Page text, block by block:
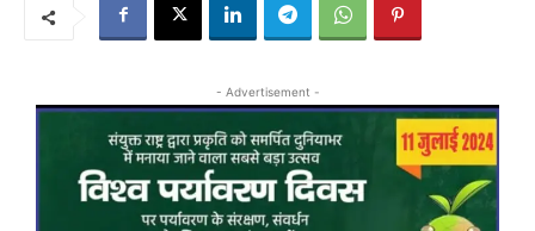
- Advertisement -